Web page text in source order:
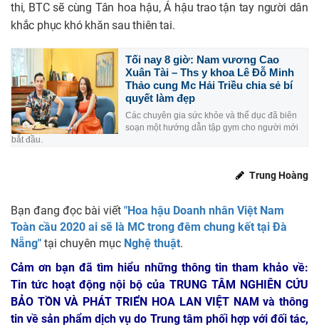
thi, BTC sẽ cùng Tân hoa hậu, Á hậu trao tận tay người dân
khắc phục khó khăn sau thiên tai.
Tối nay 8 giờ: Nam vương Cao
Xuân Tài – Ths y khoa Lê Đỗ Minh
Thảo cung Mc Hải Triều chia sẻ bí
quyết làm đẹp
Các chuyên gia sức khỏe và thể dục đã biên
soạn một hướng dẫn tập gym cho người mới
bắt đầu.
Trung Hoàng
Bạn đang đọc bài viết "Hoa hậu Doanh nhân Việt Nam
Toàn cầu 2020 ai sẽ là MC trong đêm chung kết tại Đà
Nẵng" tại chuyên mục Nghệ thuật.
Cảm ơn bạn đã tìm hiểu những thông tin tham khảo về:
Tin tức hoạt động nội bộ của TRUNG TÂM NGHIÊN CỨU
BẢO TỒN VÀ PHÁT TRIỂN HOA LAN VIỆT NAM và thông
tin về sản phẩm dịch vụ do Trung tâm phối hợp với đối tác,